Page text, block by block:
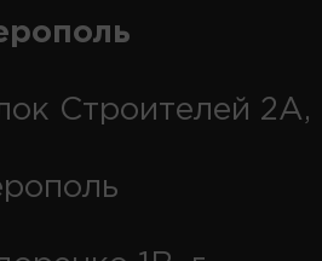
Строителей 2А,